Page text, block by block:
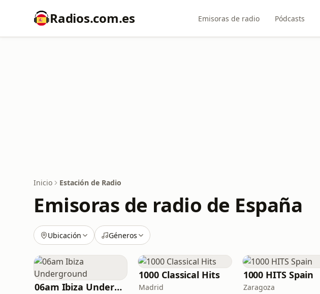
Radios.com.es Emisoras de radio Pódcasts
Inicio Estación de Radio
Emisoras de radio de España
Ubicación Géneros
06am Ibiza Underground
1000 Classical Hits
Madrid
1000 HITS Spain
Zaragoza